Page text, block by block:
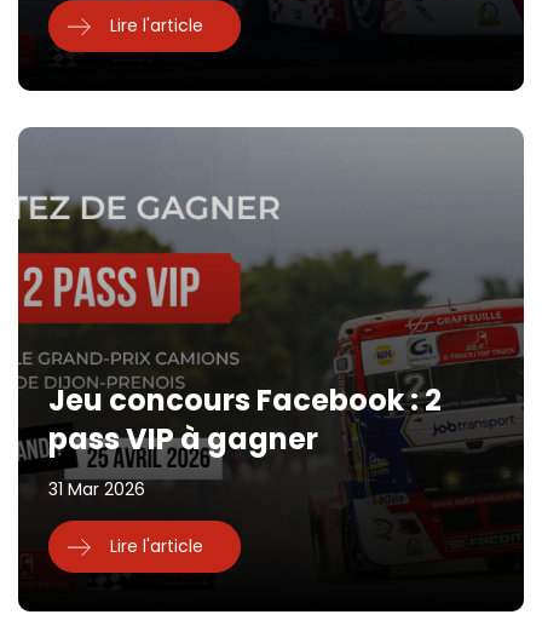
Lire l'article
Jeu concours Facebook : 2
pass VIP à gagner
31 Mar 2026
Lire l'article